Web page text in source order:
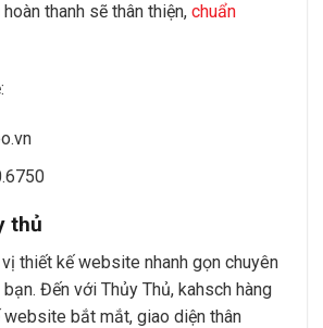
thanh sẽ thân thiện, chuẩn
thủ
thiết kế website nhanh gọn chuyên
Đến với Thủy Thủ, kahsch hàng
bắt mắt, giao diện thân